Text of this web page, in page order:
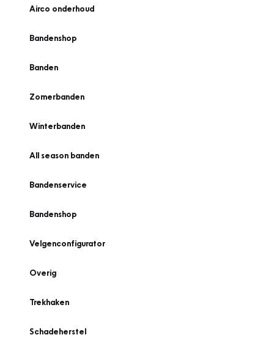
Airco onderhoud
Bandenshop
Banden
Zomerbanden
Winterbanden
All season banden
Bandenservice
Bandenshop
Velgenconfigurator
Overig
Trekhaken
Schadeherstel